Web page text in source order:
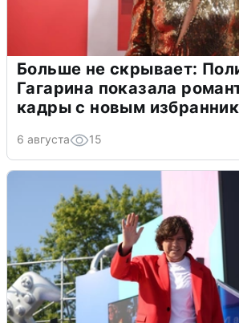
Больше не скрывает:
Гагарина показала
кадры с новым
6 августа 15